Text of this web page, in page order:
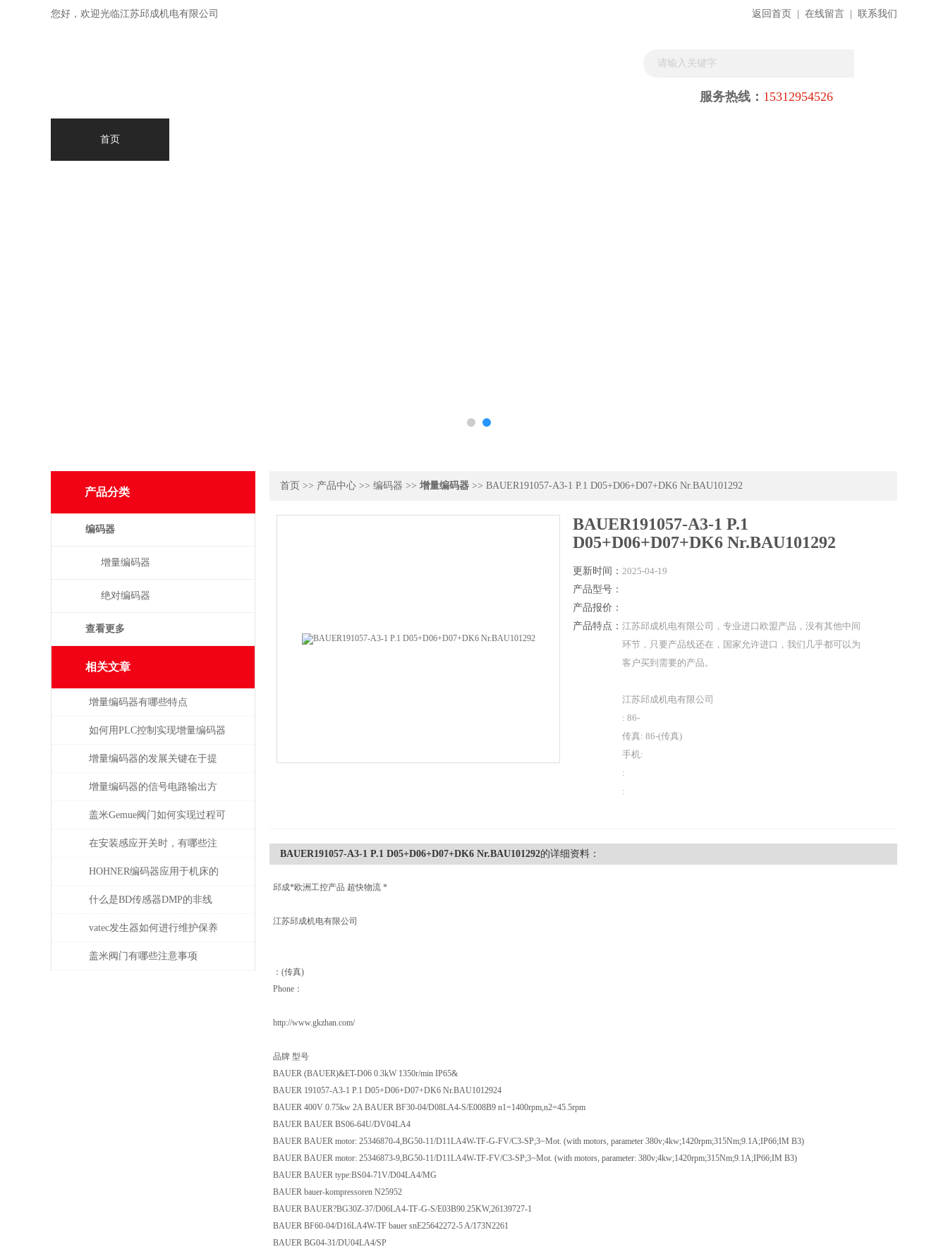
您好，欢迎光临江苏邱成机电有限公司 返回首页 在线留言 联系我们
服务热线： 15312954526
首页
产品分类
编码器
增量编码器
绝对编码器
查看更多
相关文章
增量编码器有哪些特点
如何用PLC控制实现增量编码器
的定位功能？
增量编码器的发展关键在于提
升质量
增量编码器的信号电路输出方
式
盖米Gemue阀门如何实现过程可
视化与远程监控？
在安装感应开关时，有哪些注
意事项？
HOHNER编码器应用于机床的
位移测量和主轴控制
什么是BD传感器DMP的非线
性，怎么产生的？
vatec发生器如何进行维护保养
盖米阀门有哪些注意事项
首页 >> 产品中心 >> 编码器 >> 增量编码器 >> BAUER191057-A3-1 P.1 D05+D06+D07+DK6 Nr.BAU101292
BAUER191057-A3-1 P.1
D05+D06+D07+DK6 Nr.BAU101292
更新时间： 2025-04-19
产品型号：
产品报价：
产品特点： 江苏邱成机电有限公司，专业进口欧盟产品，没有其他中间
环节，只要产品线还在，国家允许进口，我们几乎都可以为
客户买到需要的产品。
江苏邱成机电有限公司
: 86-
传真: 86-(传真)
手机:
:
:
BAUER191057-A3-1 P.1 D05+D06+D07+DK6 Nr.BAU101292的详细资料：
邱成*欧洲工控产品 超快物流 *
江苏邱成机电有限公司
：(传真)
Phone：
http://www.gkzhan.com/
品牌 型号
BAUER (BAUER)&ET-D06 0.3kW 1350r/min IP65&
BAUER 191057-A3-1 P.1 D05+D06+D07+DK6 Nr.BAU1012924
BAUER 400V 0.75kw 2A BAUER BF30-04/D08LA4-S/E008B9 n1=1400rpm,n2=45.5rpm
BAUER BAUER BS06-64U/DV04LA4
BAUER BAUER motor: 25346870-4,BG50-11/D11LA4W-TF-G-FV/C3-SP;3~Mot. (with motors, parameter 380v;4kw;1420rpm;315Nm;9.1A;IP66;IM B3)
BAUER BAUER motor: 25346873-9,BG50-11/D11LA4W-TF-FV/C3-SP;3~Mot. (with motors, parameter: 380v;4kw;1420rpm;315Nm;9.1A;IP66;IM B3)
BAUER BAUER type:BS04-71V/D04LA4/MG
BAUER bauer-kompressoren N25952
BAUER BAUER?BG30Z-37/D06LA4-TF-G-S/E03B90.25KW,26139727-1
BAUER BF60-04/D16LA4W-TF bauer snE25642272-5 A/173N2261
BAUER BG04-31/DU04LA4/SP